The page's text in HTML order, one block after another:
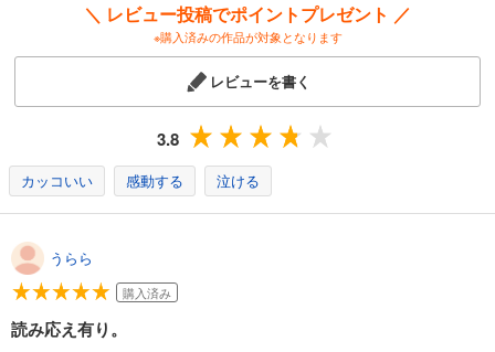
＼ レビュー投稿でポイントプレゼント ／
※購入済みの作品が対象となります
レビューを書く
3.8
カッコいい 感動する 泣ける
うらら
購入済み
読み応え有り。